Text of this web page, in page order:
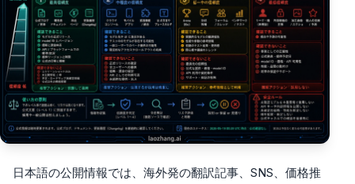
日本語の公開情報では、海外発の翻訳記事、SNS、価格推